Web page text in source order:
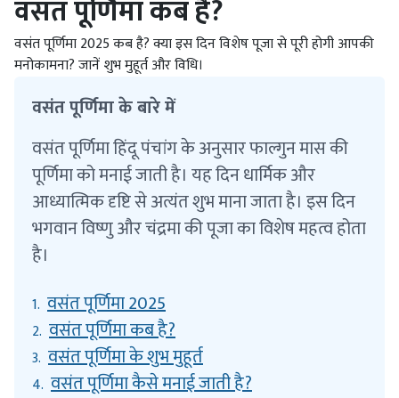
वसंत पूर्णिमा कब है?
वसंत पूर्णिमा 2025 कब है? क्या इस दिन विशेष पूजा से पूरी होगी आपकी
मनोकामना? जानें शुभ मुहूर्त और विधि।
वसंत पूर्णिमा के बारे में
वसंत पूर्णिमा हिंदू पंचांग के अनुसार फाल्गुन मास की
पूर्णिमा को मनाई जाती है। यह दिन धार्मिक और
आध्यात्मिक दृष्टि से अत्यंत शुभ माना जाता है। इस दिन
भगवान विष्णु और चंद्रमा की पूजा का विशेष महत्व होता
है।
1. वसंत पूर्णिमा 2025
2. वसंत पूर्णिमा कब है?
3. वसंत पूर्णिमा के शुभ मुहूर्त
4. वसंत पूर्णिमा कैसे मनाई जाती है?